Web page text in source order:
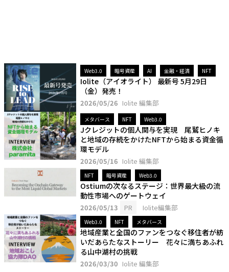
Web3.0 暗号資産 AI 金融・経済 NFT
Iolite（アイオライト） 最新号 5月29日
（金）発売！
2026/05/26 Iolite 編集部
メタバース NFT Web3.0
Jクレジットの個人関与を実現 尾鷲ヒノキ
と地域の存続をかけたNFTから始まる資金循
環モデル
2026/05/16 Iolite 編集部
NFT 暗号資産 Web3.0
Ostiumの次なるステージ：世界最大級の流
動性市場へのゲートウェイ
2026/05/13 PR Iolite編集部
Web3.0 NFT メタバース
地域産業と全国のファンをつなぐ移住者が紡
いだあらたなストーリー 花々に満ちあふれ
る山中湖村の挑戦
2026/03/30 Iolite 編集部